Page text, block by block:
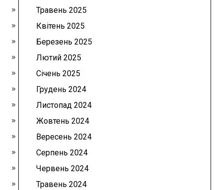
Травень 2025
Квітень 2025
Березень 2025
Лютий 2025
Січень 2025
Грудень 2024
Листопад 2024
Жовтень 2024
Вересень 2024
Серпень 2024
Червень 2024
Травень 2024